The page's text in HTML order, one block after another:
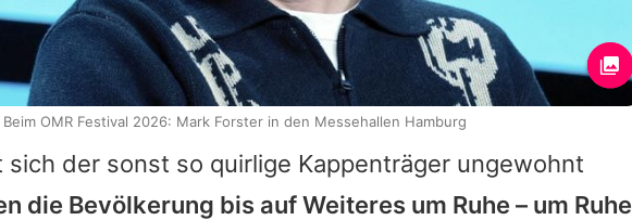
sich der sonst so quirlige Kappenträger ungewohnt
die Bevölkerung bis auf Weiteres um Ruhe – um Ruhe
Beim OMR Festival 2026: Mark Forster in den Messehallen Hamburg